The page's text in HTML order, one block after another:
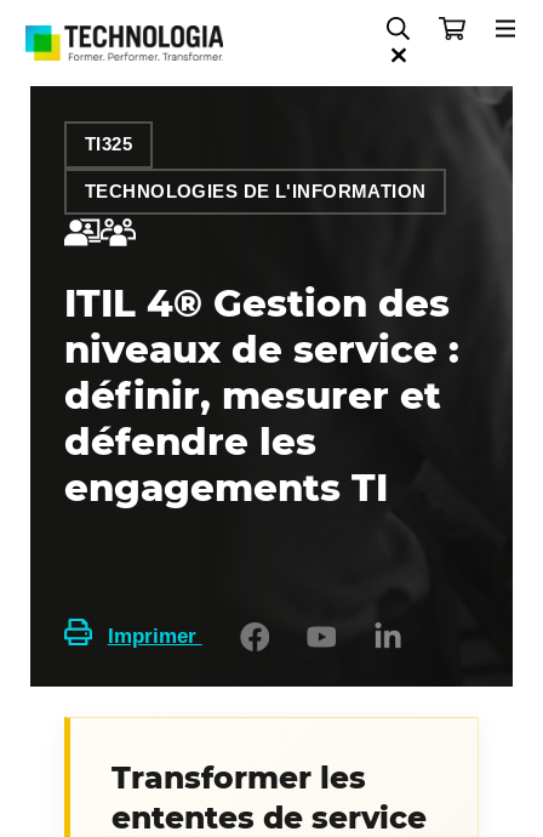
TI325
TECHNOLOGIES DE L'INFORMATION
ITIL 4® Gestion des
niveaux de service :
définir, mesurer et
défendre les
engagements TI
Imprimer
Transformer les
ententes de service